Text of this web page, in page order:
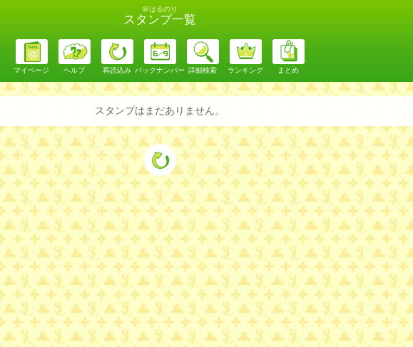
＠はるのり
スタンプ一覧
マイページ ヘルプ 再読込み バックナンバー 詳細検索 ランキング まとめ
スタンプはまだありません。